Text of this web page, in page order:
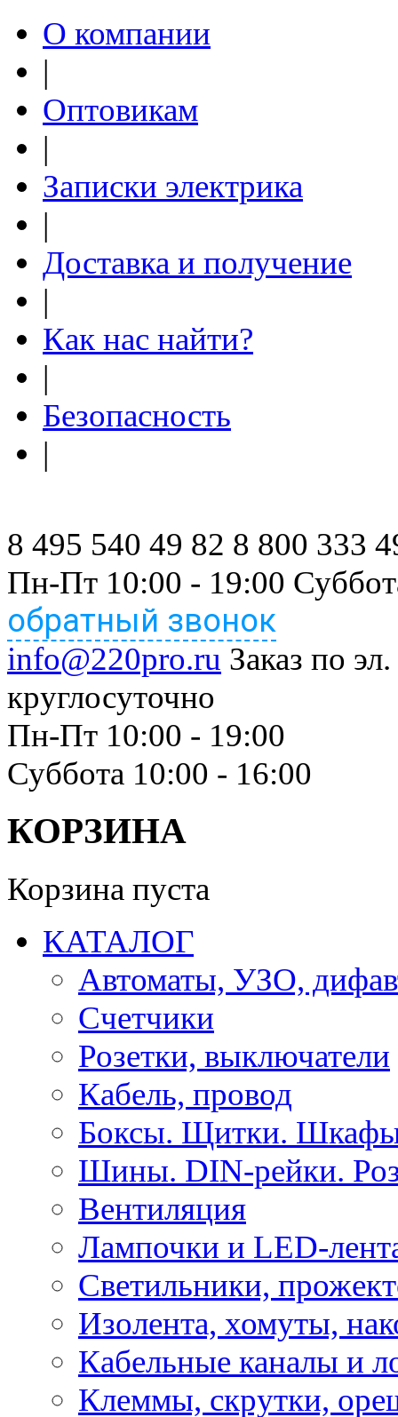
О компании
|
Оптовикам
|
Записки электрика
|
Доставка и получение
|
Как нас найти?
|
Безопасность
|
8 495 540 49 82 8 800 333
Пн-Пт 10:00 - 19:00
обратный звонок
info@220pro.ru Заказ по
круглосуточно
Пн-Пт 10:00 - 19:00
Суббота 10:00 - 16:00
КОРЗИНА
Корзина пуста
КАТАЛОГ
Автоматы, УЗО,
Счетчики
Розетки, выключатели
Кабель, провод
Боксы. Щитки.
Шины. DIN-рейки.
Вентиляция
Лампочки и LED-
Светильники,
Изолента, хомуты,
Кабельные каналы и
Клеммы, скрутки,